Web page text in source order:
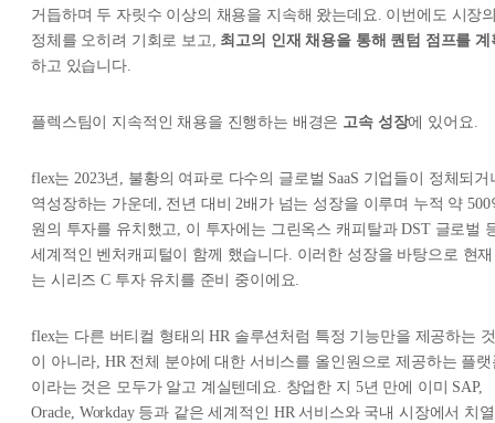
거듭하며 두 자릿수 이상의 채용을 지속해 왔는데요. 이번에도 시장
정체를 오히려 기회로 보고, 최고의 인재 채용을 통해 퀀텀 점프를 계
하고 있습니다.
플렉스팀이 지속적인 채용을 진행하는 배경은 고속 성장에 있어요.
flex는 2023년, 불황의 여파로 다수의 글로벌 SaaS 기업들이 정체되거
역성장하는 가운데, 전년 대비 2배가 넘는 성장을 이루며 누적 약 500
원의 투자를 유치했고, 이 투자에는 그린옥스 캐피탈과 DST 글로벌
세계적인 벤처캐피털이 함께 했습니다. 이러한 성장을 바탕으로 현재
는 시리즈 C 투자 유치를 준비 중이에요.
flex는 다른 버티컬 형태의 HR 솔루션처럼 특정 기능만을 제공하는 것
이 아니라, HR 전체 분야에 대한 서비스를 올인원으로 제공하는 플랫
이라는 것은 모두가 알고 계실텐데요. 창업한 지 5년 만에 이미 SAP,
Oracle, Workday 등과 같은 세계적인 HR 서비스와 국내 시장에서 치열